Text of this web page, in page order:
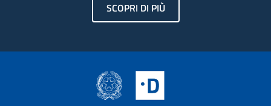
SCOPRI DI PIÙ